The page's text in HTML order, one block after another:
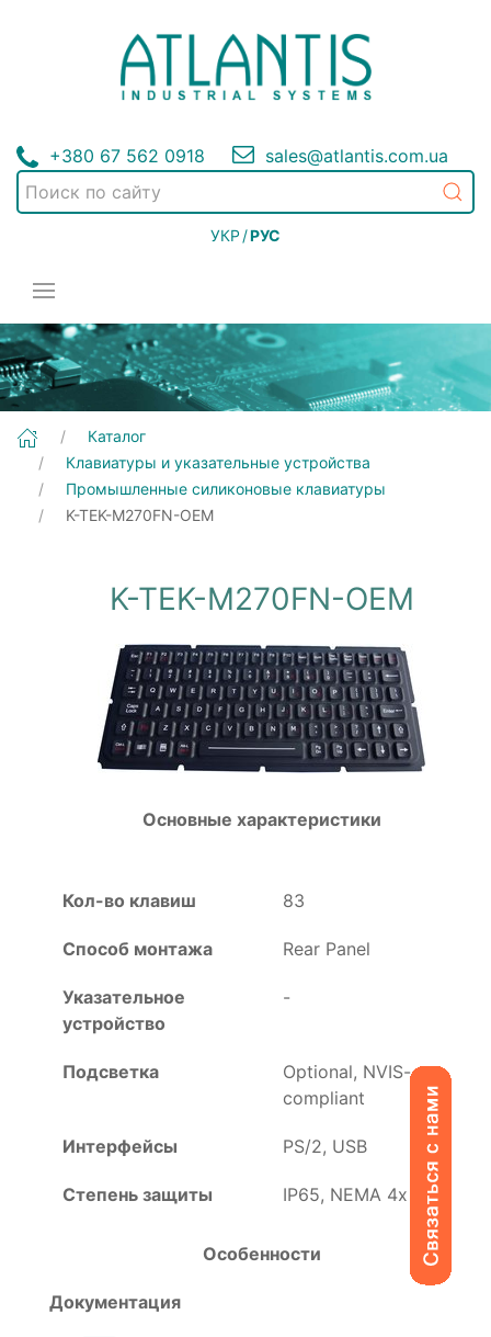
+380 67 562 0918 sales@atlantis.com.ua
УКР /РУС
Каталог
Клавиатуры и указательные устройства
Промышленные силиконовые клавиатуры
K-TEK-M270FN-OEM
K-TEK-M270FN-OEM
Основные характеристики
Кол-во клавиш 83
Способ монтажа Rear Panel
Указательное
устройство
-
Подсветка
Optional, NVIS-
compliant
Интерфейсы PS/2, USB
Степень защиты IP65, NEMA 4x
Особенности
Документация